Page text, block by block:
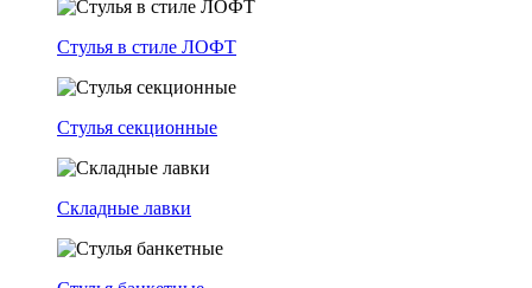
Стулья в стиле ЛОФТ
Стулья секционные
Складные лавки